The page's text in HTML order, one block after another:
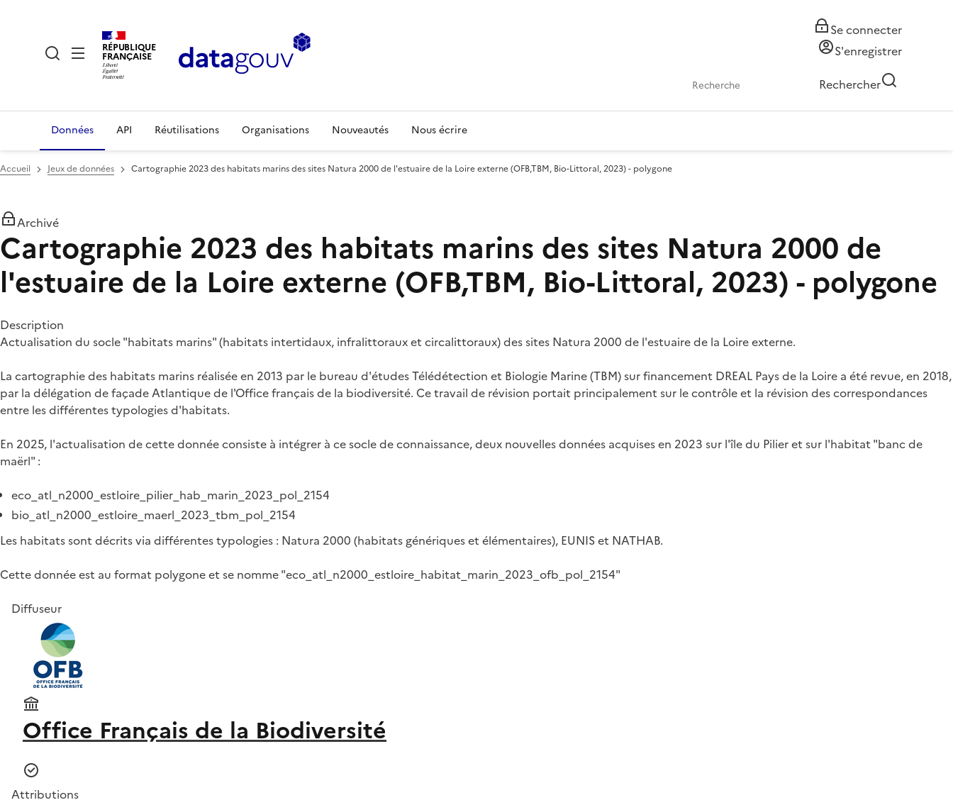
RÉPUBLIQUE
FRANÇAISE
Se connecter
S'enregistrer
Rechercher
Données API Réutilisations Organisations Nouveautés Nous écrire
Accueil Jeux de données Cartographie 2023 des habitats marins des sites Natura 2000 de l'estuaire de la Loire externe (OFB,TBM, Bio-Littoral, 2023) - polygone
Archivé
Cartographie 2023 des habitats marins des sites Natura 2000 de
l'estuaire de la Loire externe (OFB,TBM, Bio-Littoral, 2023) - polygone
Description
Actualisation du socle "habitats marins" (habitats intertidaux, infralittoraux et circalittoraux) des sites Natura 2000 de l'estuaire de la Loire externe.
La cartographie des habitats marins réalisée en 2013 par le bureau d'études Télédétection et Biologie Marine (TBM) sur financement DREAL Pays de la Loire a été revue, en 2018,
par la délégation de façade Atlantique de l'Office français de la biodiversité. Ce travail de révision portait principalement sur le contrôle et la révision des correspondances
entre les différentes typologies d'habitats.
En 2025, l'actualisation de cette donnée consiste à intégrer à ce socle de connaissance, deux nouvelles données acquises en 2023 sur l'île du Pilier et sur l'habitat "banc de
maërl" :
eco_atl_n2000_estloire_pilier_hab_marin_2023_pol_2154
bio_atl_n2000_estloire_maerl_2023_tbm_pol_2154
Les habitats sont décrits via différentes typologies : Natura 2000 (habitats génériques et élémentaires), EUNIS et NATHAB.
Cette donnée est au format polygone et se nomme "eco_atl_n2000_estloire_habitat_marin_2023_ofb_pol_2154"
Diffuseur
Office Français de la Biodiversité
Attributions